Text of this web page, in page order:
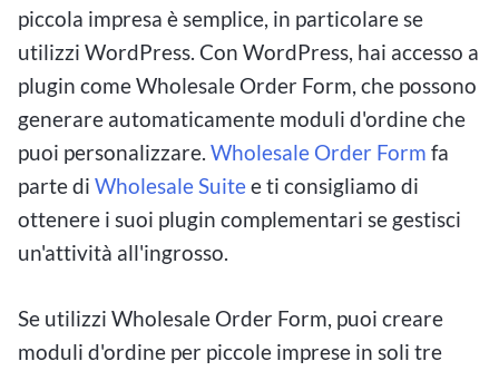
piccola impresa è semplice, in particolare se
utilizzi WordPress. Con WordPress, hai accesso a
plugin come Wholesale Order Form, che possono
generare automaticamente moduli d'ordine che
puoi personalizzare. Wholesale Order Form fa
parte di Wholesale Suitee ti consigliamo di
ottenere i suoi plugin complementari se gestisci
un'attività all'ingrosso.
Se utilizzi Wholesale Order Form, puoi creare
moduli d'ordine per piccole imprese in soli tre